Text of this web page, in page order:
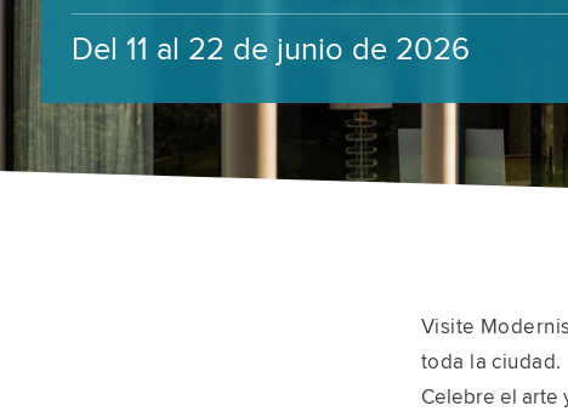
Del 11 al 22 de junio de 2026
Visite
toda la ciudad.
Celebre el arte